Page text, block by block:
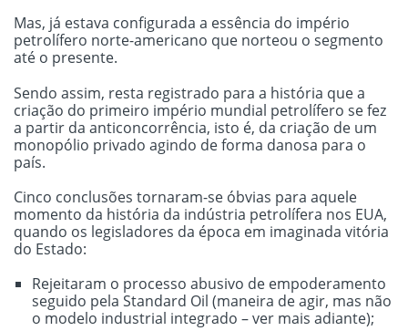
Mas, já estava configurada a essência do império
petrolífero norte-americano que norteou o segmento
até o presente.
Sendo assim, resta registrado para a história que a
criação do primeiro império mundial petrolífero se fez
a partir da anticoncorrência, isto é, da criação de um
monopólio privado agindo de forma danosa para o
país.
Cinco conclusões tornaram-se óbvias para aquele
momento da história da indústria petrolífera nos EUA,
quando os legisladores da época em imaginada vitória
do Estado:
Rejeitaram o processo abusivo de empoderamento
seguido pela Standard Oil (maneira de agir, mas não
o modelo industrial integrado – ver mais adiante);